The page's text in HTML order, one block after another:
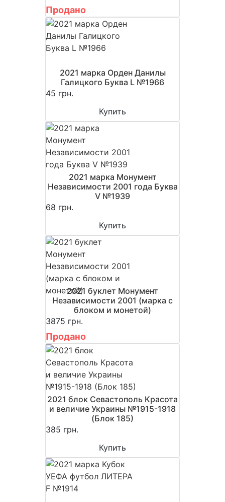
Продано
2021 марка Орден Данилы
Галицкого Буква L №1966
45 грн.
Купить
2021 марка Монумент
Независимости 2001 года Буква
V №1939
68 грн.
Купить
2021 буклет Монумент
Независимости 2001 (марка с
блоком и монетой)
3875 грн.
Продано
2021 блок Севастополь Красота
и величие Украины №1915-1918
(Блок 185)
385 грн.
Купить